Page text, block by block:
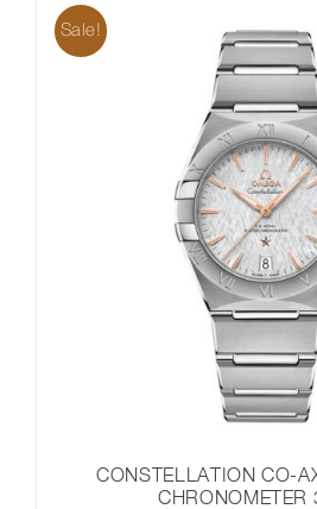
Sale!
CONSTELLATION CO-
CHRONOMETER